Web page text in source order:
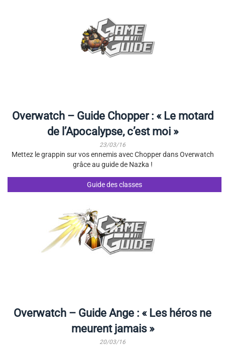
Overwatch – Guide Chopper : « Le motard
de l’Apocalypse, c’est moi »
23/03/16
Mettez le grappin sur vos ennemis avec Chopper dans Overwatch
grâce au guide de Nazka !
Guide des classes
Overwatch – Guide Ange : « Les héros ne
meurent jamais »
20/03/16